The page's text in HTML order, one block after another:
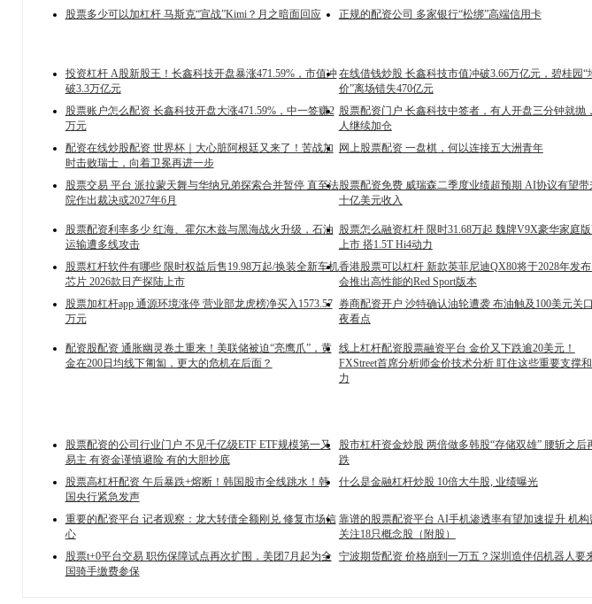
股票多少可以加杠杆 马斯克“宣战”Kimi？月之暗面回应
正规的配资公司 多家银行“松绑”高端信用卡
投资杠杆 A股新股王！长鑫科技开盘暴涨471.59%，市值冲
破3.3万亿元
在线借钱炒股 长鑫科技市值冲破3.66万亿元，碧桂园“
价”离场错失470亿元
股票账户怎么配资 长鑫科技开盘大涨471.59%，中一签赚2
万元
股票配资门户 长鑫科技中签者，有人开盘三分钟就抛
人继续加仓
配资在线炒股配资 世界杯｜大心脏阿根廷又来了！苦战加
时击败瑞士，向着卫冕再进一步
网上股票配资 一盘棋，何以连接五大洲青年
股票交易 平台 派拉蒙天舞与华纳兄弟探索合并暂停 直至法
院作出裁决或2027年6月
股票配资免费 威瑞森二季度业绩超预期 AI协议有望带
十亿美元收入
股票配资利率多少 红海、霍尔木兹与黑海战火升级，石油
运输遭多线攻击
股票怎么融资杠杆 限时31.68万起 魏牌V9X豪华家庭
上市 搭1.5T Hi4动力
股票杠杆软件有哪些 限时权益后售19.98万起/换装全新车机
芯片 2026款日产探陆上市
香港股票可以杠杆 新款英菲尼迪QX80将于2028年发
会推出高性能的Red Sport版本
股票加杠杆app 通源环境涨停 营业部龙虎榜净买入1573.57
万元
券商配资开户 沙特确认油轮遭袭 布油触及100美元关
夜看点
配资股配资 通胀幽灵卷土重来！美联储被迫“亮鹰爪”，黄
金在200日均线下匍匐，更大的危机在后面？
线上杠杆配资股票融资平台 金价又下跌逾20美元！
FXStreet首席分析师金价技术分析 盯住这些重要支撑和
力
股票配资的公司行业门户 不见千亿级ETF ETF规模第一又
易主 有资金谨慎避险 有的大胆抄底
股市杠杆资金炒股 两倍做多韩股“存储双雄” 腰斩之后
跌
股票高杠杆配资 午后暴跌+熔断！韩国股市全线跳水！韩
国央行紧急发声
什么是金融杠杆炒股 10倍大牛股, 业绩曝光
重要的配资平台 记者观察：龙大转债全额刚兑 修复市场信
心
靠谱的股票配资平台 AI手机渗透率有望加速提升 机构
关注18只概念股（附股）
股票t+0平台交易 职伤保障试点再次扩围，美团7月起为全
国骑手缴费参保
宁波期货配资 价格崩到一万五？深圳造伴侣机器人要